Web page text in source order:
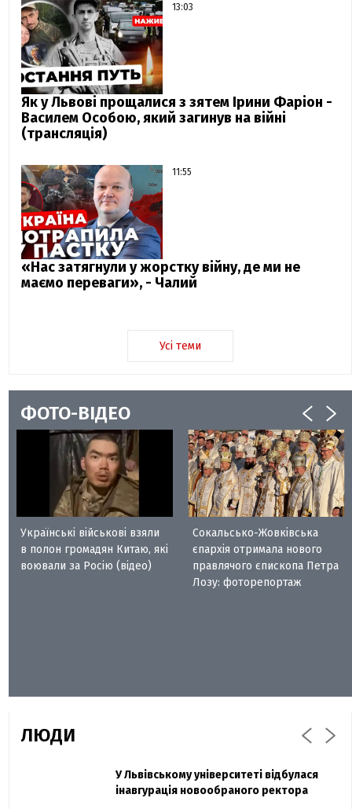
13:03
Як у Львові прощалися з зятем Ірини Фаріон -
Василем Особою, який загинув на війні
(трансляція)
11:55
«Нас затягнули у жорстку війну, де ми не
маємо переваги», - Чалий
Усі теми
ФОТО-ВІДЕО
Українські військові взяли
в полон громадян Китаю, які
воювали за Росію (відео)
Сокальсько-Жовківська
єпархія отримала нового
правлячого єпископа Петра
Лозу: фоторепортаж
ЛЮДИ
Павло Дак
«Час не лікує, лише притуплює біль»:
Захисник "Азовсталі" Діанов вдруге
одружився та показав фото з весілля
У Львівському університеті відбулася
інавгурація новообраного ректора